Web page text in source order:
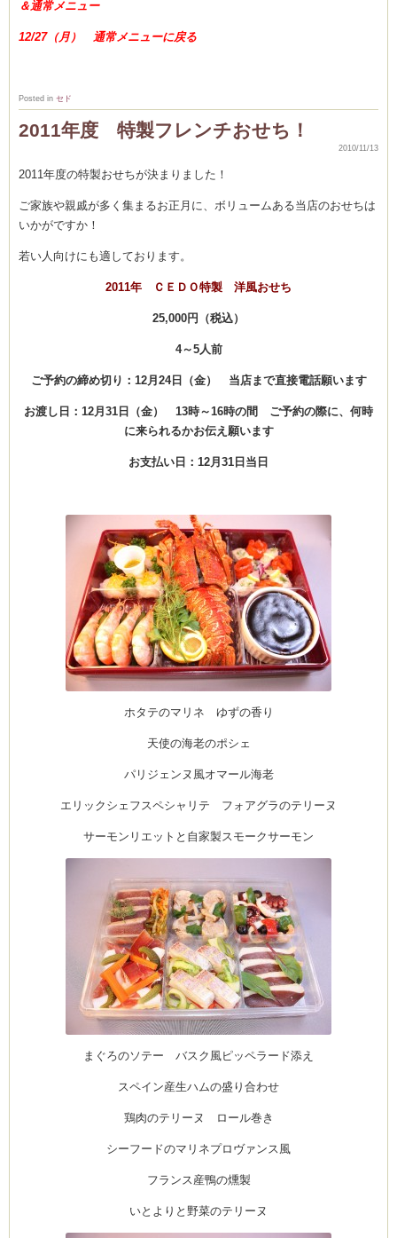
＆通常メニュー
12/27（月） 通常メニューに戻る
Posted in セド
2011年度 特製フレンチおせち！
2010/11/13
2011年度の特製おせちが決まりました！
ご家族や親戚が多く集まるお正月に、ボリュームある当店のおせちは
いかがですか！
若い人向けにも適しております。
2011年 ＣＥＤＯ特製 洋風おせち
25,000円（税込）
4～5人前
ご予約の締め切り：12月24日（金） 当店まで直接電話願います
お渡し日：12月31日（金） 13時～16時の間 ご予約の際に、何時
に来られるかお伝え願います
お支払い日：12月31日当日
ホタテのマリネ ゆずの香り
天使の海老のポシェ
パリジェンヌ風オマール海老
エリックシェフスペシャリテ フォアグラのテリーヌ
サーモンリエットと自家製スモークサーモン
まぐろのソテー バスク風ピッペラード添え
スペイン産生ハムの盛り合わせ
鶏肉のテリーヌ ロール巻き
シーフードのマリネプロヴァンス風
フランス産鴨の燻製
いとよりと野菜のテリーヌ